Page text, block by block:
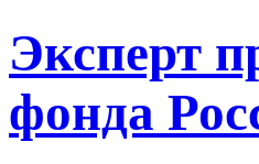
Эксперт
фонда